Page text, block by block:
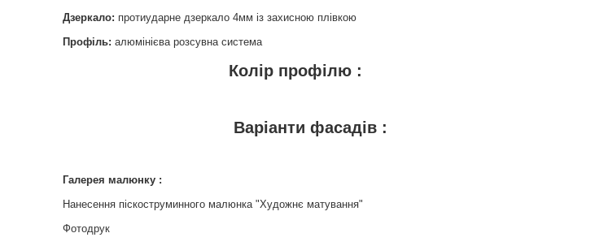
Дзеркало: протиударне дзеркало 4мм із захисною плівкою
Профіль: алюмінієва розсувна система
Колір профілю :
Варіанти фасадів :
Галерея малюнку :
Нанесення піскоструминного малюнка "Художнє матування"
Фотодрук